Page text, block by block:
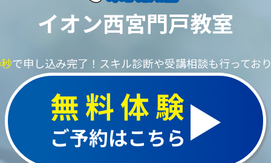
イオン西宮門戸教室
で申し込み完了！ スキル診断や受講相談も行ってお
無料体験
ご予約はこちら